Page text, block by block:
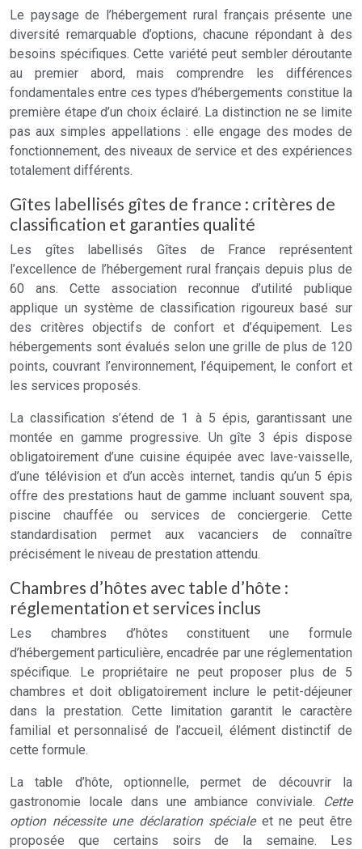
Le paysage de l’hébergement rural français présente une
diversité remarquable d’options, chacune répondant à des
besoins spécifiques. Cette variété peut sembler déroutante
au premier abord, mais comprendre les différences
fondamentales entre ces types d’hébergements constitue la
première étape d’un choix éclairé. La distinction ne se limite
pas aux simples appellations : elle engage des modes de
fonctionnement, des niveaux de service et des expériences
totalement différents.
Gîtes labellisés gîtes de france : critères de
classification et garanties qualité
Les gîtes labellisés Gîtes de France représentent
l’excellence de l’hébergement rural français depuis plus de
60 ans. Cette association reconnue d’utilité publique
applique un système de classification rigoureux basé sur
des critères objectifs de confort et d’équipement. Les
hébergements sont évalués selon une grille de plus de 120
points, couvrant l’environnement, l’équipement, le confort et
les services proposés.
La classification s’étend de 1 à 5 épis, garantissant une
montée en gamme progressive. Un gîte 3 épis dispose
obligatoirement d’une cuisine équipée avec lave-vaisselle,
d’une télévision et d’un accès internet, tandis qu’un 5 épis
offre des prestations haut de gamme incluant souvent spa,
piscine chauffée ou services de conciergerie. Cette
standardisation permet aux vacanciers de connaître
précisément le niveau de prestation attendu.
Chambres d’hôtes avec table d’hôte :
réglementation et services inclus
Les chambres d’hôtes constituent une formule
d’hébergement particulière, encadrée par une réglementation
spécifique. Le propriétaire ne peut proposer plus de 5
chambres et doit obligatoirement inclure le petit-déjeuner
dans la prestation. Cette limitation garantit le caractère
familial et personnalisé de l’accueil, élément distinctif de
cette formule.
La table d’hôte, optionnelle, permet de découvrir la
gastronomie locale dans une ambiance conviviale.
Cette
option nécessite une déclaration spéciale et ne peut être
proposée que certains soirs de la semaine. Les